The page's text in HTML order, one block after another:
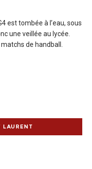
est tombée à l’eau, sous
une veillée au lycée.
de handball.
LAURENT